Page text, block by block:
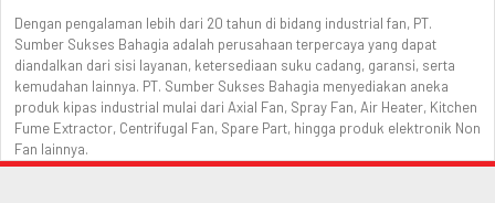
Dengan pengalaman lebih dari 20 tahun di bidang industrial fan, PT.
Sumber Sukses Bahagia adalah perusahaan terpercaya yang dapat
diandalkan dari sisi layanan, ketersediaan suku cadang, garansi, serta
kemudahan lainnya. PT. Sumber Sukses Bahagia menyediakan aneka
produk kipas industrial mulai dari Axial Fan, Spray Fan, Air Heater, Kitchen
Fume Extractor, Centrifugal Fan, Spare Part, hingga produk elektronik Non
Fan lainnya.